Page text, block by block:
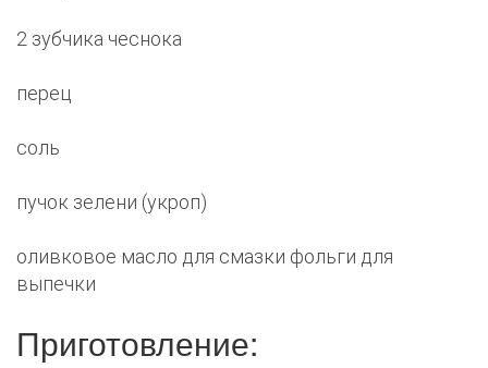
2 зубчика чеснока
перец
соль
пучок зелени (укроп)
оливковое масло для смазки фольги для
выпечки
Приготовление: